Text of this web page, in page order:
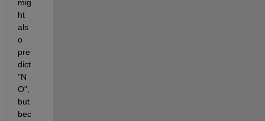
mig
ht
als
o
pre
dict
"N
O",
but
bec